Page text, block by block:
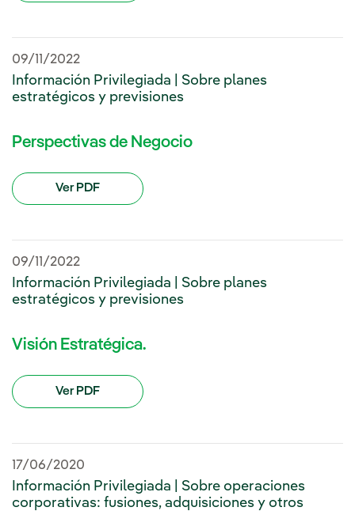
09/11/2022
Información Privilegiada | Sobre planes
estratégicos y previsiones
Perspectivas de Negocio
Ver PDF
09/11/2022
Información Privilegiada | Sobre planes
estratégicos y previsiones
Visión Estratégica.
Ver PDF
17/06/2020
Información Privilegiada | Sobre operaciones
corporativas: fusiones, adquisiciones y otros